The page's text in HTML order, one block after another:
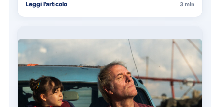
Leggi l'articolo 3 min